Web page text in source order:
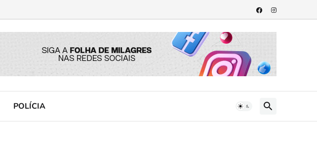
POLÍCIA